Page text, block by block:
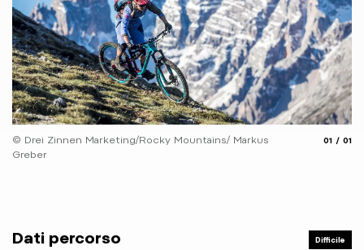
© Drei Zinnen Marketing/Rocky Mountains/ Markus
Greber
01 01
Dati percorso Difficile